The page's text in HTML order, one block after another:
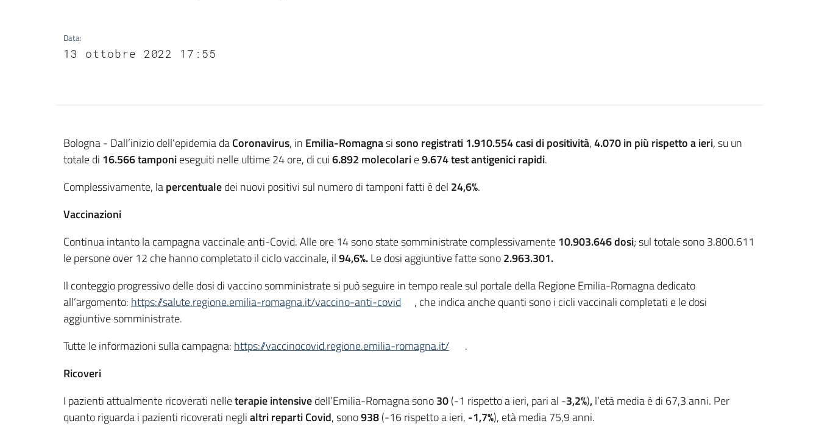
Data:
13 ottobre 2022 17:55
Contenuto
Bologna - Dall’inizio dell’epidemia daCoronavirus, in Emilia-Romagnasisono registrati 1.910.554casidi positività,4.070 in più rispetto a ieri, su un
totale di 16.566 tamponieseguiti nelle ultime 24 ore, di cui6.892 molecolarie9.674 test antigenici rapidi.
Complessivamente, lapercentualedei nuovi positivi sul numero di tamponi fatti è del 24,6%.
Vaccinazioni
Continua intanto la campagna vaccinale anti-Covid. Alle ore 14 sono state somministrate complessivamente10.903.646 dosi; sul totale sono 3.800.611
le persone over 12 che hanno completato il ciclo vaccinale, il94,6%.Le dosi aggiuntive fatte sono2.963.301.
Il conteggio progressivo delle dosi di vaccino somministrate si può seguire in tempo reale sul portale della Regione Emilia-Romagna dedicato
all’argomento: https://salute.regione.emilia-romagna.it/vaccino-anti-covid
, che indica anche quanti sono i cicli vaccinali completati e le dosi
aggiuntive somministrate.
Tutte le informazioni sulla campagna: https://vaccinocovid.regione.emilia-romagna.it/
.
Ricoveri
I pazienti attualmente ricoverati nelleterapie intensivedell’Emilia-Romagna sono30(-1 rispetto a ieri, pari al -3,2%),l’età media è di 67,3 anni. Per
quanto riguarda i pazienti ricoverati neglialtri reparti Covid, sono938(-16 rispetto a ieri, -1,7%), età media 75,9 anni.